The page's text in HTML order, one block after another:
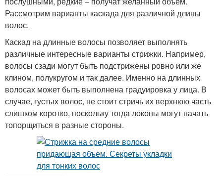
Рассмотрим варианты каскада для различной длины
волос.
Каскад на длинные волосы позволяет выполнять
различные интересные варианты стрижки. Например,
волосы сзади могут быть подстрижены ровно или же
клином, полукругом и так далее. Именно на длинных
волосах может быть выполнена градуировка у лица. В
случае, густых волос, не стоит стричь их верхнюю часть
слишком коротко, поскольку тогда локоны могут начать
топорщиться в разные стороны.